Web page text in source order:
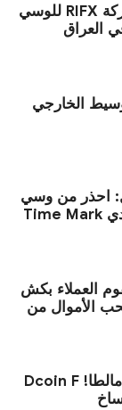
تنبيه: احذر من شركة RIFX للوسي
العراق
الخارجي
احذر من وسي
ط الفوركس الكندي Time Mark
العملاء بكش
الأموال من
تحذير من MFSA مالطا! Dcoin F